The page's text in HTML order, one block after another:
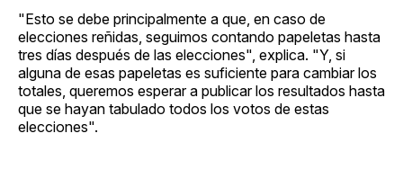
"Esto se debe principalmente a que, en caso de
elecciones reñidas, seguimos contando papeletas hasta
tres días después de las elecciones", explica. "Y, si
alguna de esas papeletas es suficiente para cambiar los
totales, queremos esperar a publicar los resultados hasta
que se hayan tabulado todos los votos de estas
elecciones".